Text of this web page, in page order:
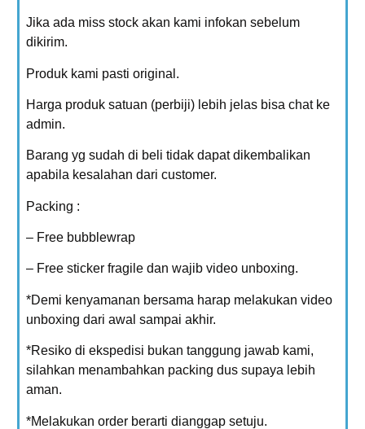
Jika ada miss stock akan kami infokan sebelum
dikirim.
Produk kami pasti original.
Harga produk satuan (perbiji) lebih jelas bisa chat ke
admin.
Barang yg sudah di beli tidak dapat dikembalikan
apabila kesalahan dari customer.
Packing :
– Free bubblewrap
– Free sticker fragile dan wajib video unboxing.
*Demi kenyamanan bersama harap melakukan video
unboxing dari awal sampai akhir.
*Resiko di ekspedisi bukan tanggung jawab kami,
silahkan menambahkan packing dus supaya lebih
aman.
*Melakukan order berarti dianggap setuju.